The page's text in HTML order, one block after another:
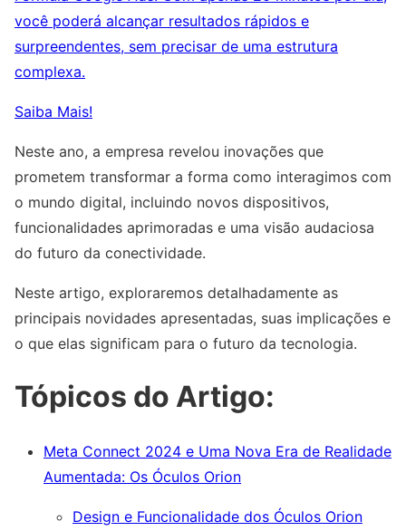
você poderá alcançar resultados rápidos e
surpreendentes, sem precisar de uma estrutura
complexa.
Saiba Mais!
Neste ano, a empresa revelou inovações que
prometem transformar a forma como interagimos com
o mundo digital, incluindo novos dispositivos,
funcionalidades aprimoradas e uma visão audaciosa
do futuro da conectividade.
Neste artigo, exploraremos detalhadamente as
principais novidades apresentadas, suas implicações e
o que elas significam para o futuro da tecnologia.
Tópicos do Artigo:
Meta Connect 2024 e Uma Nova Era de Realidade
Aumentada: Os Óculos Orion
Design e Funcionalidade dos Óculos Orion